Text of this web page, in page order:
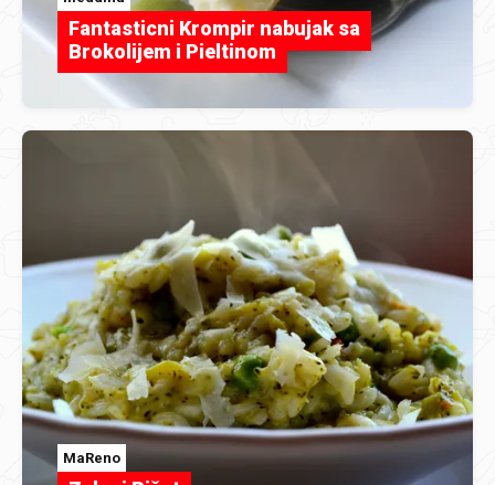
Fantasticni Krompir nabujak sa
Brokolijem i Pieltinom
MaReno